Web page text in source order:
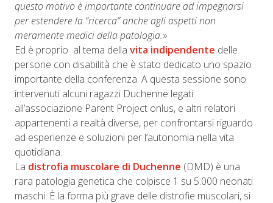
questo motivo è importante continuare ad impegnarsi
per estendere la “ricerca” anche agli aspetti non
meramente medici della patologia.»
Ed è proprio al tema della vita indipendente delle
persone con disabilità che è stato dedicato uno spazio
importante della conferenza. A questa sessione sono
intervenuti alcuni ragazzi Duchenne legati
all’associazione Parent Project onlus, e altri relatori
appartenenti a realtà diverse, per confrontarsi riguardo
ad esperienze e soluzioni per l’autonomia nella vita
quotidiana.
La distrofia muscolare di Duchenne (DMD) è una
rara patologia genetica che colpisce 1 su 5.000 neonati
maschi. È la forma più grave delle distrofie muscolari, si